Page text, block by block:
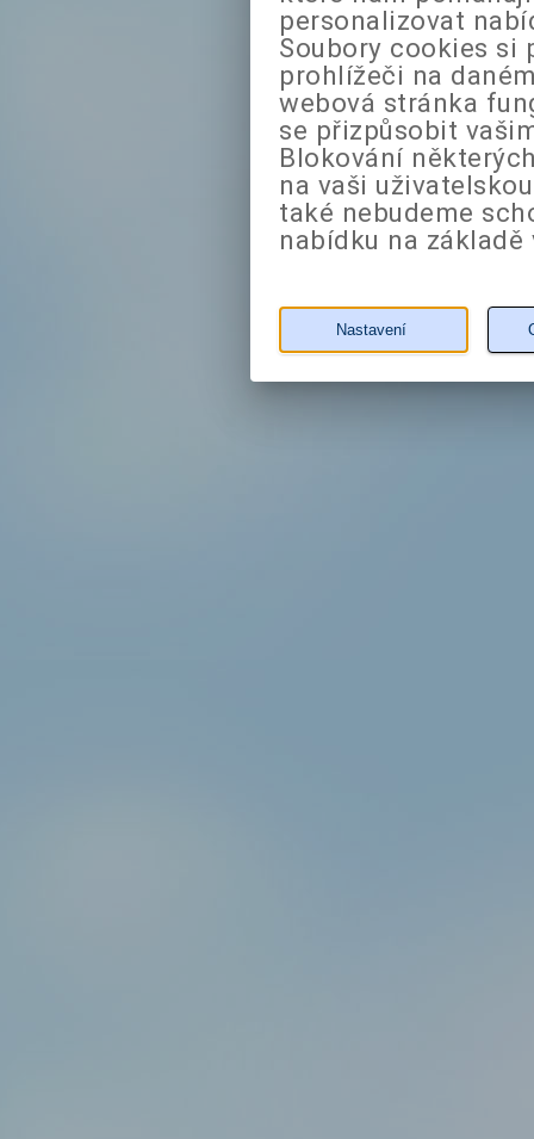
personalizovat
Soubory cookies si
prohlížeči na
webová stránka
se přizpůsobit
Blokování
na vaši
také nebudeme
nabídku na
Nastavení